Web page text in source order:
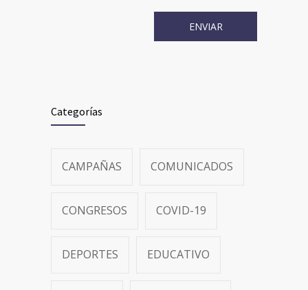
Categorías
CAMPAÑAS COMUNICADOS
CONGRESOS COVID-19
DEPORTES EDUCATIVO